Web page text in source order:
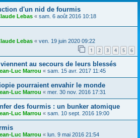
d'un nid de fourmis
Lebas « sam. 6 août 2016 10:18
Lebas « ven. 19 juin 2020 09:22
1 2 3 4 5 6
au secours de leurs blessés
Luc Marrou « sam. 15 avr. 2017 11:45
pourraient envahir le monde
Luc Marrou « mer. 30 nov. 2016 17:31
des fourmis : un bunker atomique
Luc Marrou « sam. 10 sept. 2016 19:00
Luc Marrou « lun. 9 mai 2016 21:54